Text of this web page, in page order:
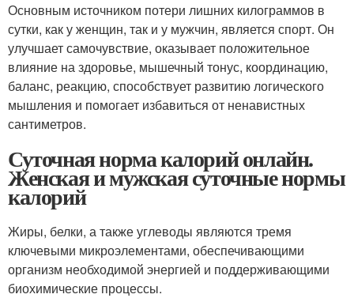
Основным источником потери лишних килограммов в
сутки, как у женщин, так и у мужчин, является спорт. Он
улучшает самочувствие, оказывает положительное
влияние на здоровье, мышечный тонус, координацию,
баланс, реакцию, способствует развитию логического
мышления и помогает избавиться от ненавистных
сантиметров.
Суточная норма калорий онлайн.
Женская и мужская суточные нормы
калорий
Жиры, белки, а также углеводы являются тремя
ключевыми микроэлементами, обеспечивающими
организм необходимой энергией и поддерживающими
биохимические процессы.